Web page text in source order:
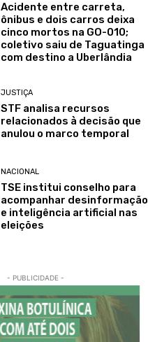
Acidente entre carreta,
ônibus e dois carros deixa
cinco mortos na GO-010;
coletivo saiu de Taguatinga
com destino a Uberlândia
JUSTIÇA
STF analisa recursos
relacionados à decisão que
anulou o marco temporal
NACIONAL
TSE institui conselho para
acompanhar desinformação
e inteligência artificial nas
eleições
- PUBLICIDADE -